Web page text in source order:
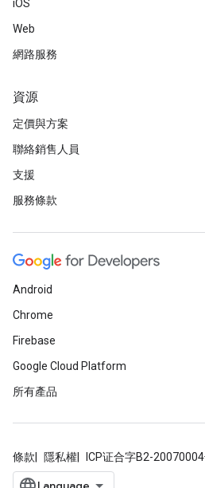
iOS
Web
網路服務
資源
定價與方案
聯絡銷售人員
支援
服務條款
Android
Chrome
Firebase
Google Cloud Platform
所有產品
條款 隱私權 ICP证合字B2-